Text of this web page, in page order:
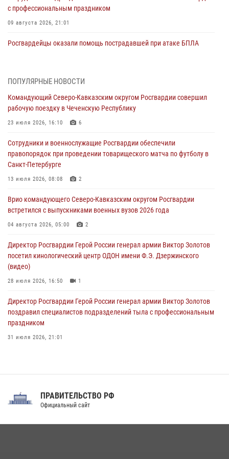
с профессиональным праздником
09 августа 2026, 21:01
Росгвардейцы оказали помощь пострадавшей при атаке БПЛА
09 августа 2026, 11:12
«Я расскажу вам о Герое»: подвиг Героя России Сергея Перца
09 августа 2026, 11:00
Росгвардейцы в зоне СВО передали подарки детям и помогли
нуждающимся гражданам
В Центральных регионах России продолжается ведомственная
акция «Каникулы с Росгвардией»
ПОПУЛЯРНЫЕ НОВОСТИ
Командующий Северо-Кавказским округом Росгвардии совершил
рабочую поездку в Чеченскую Республику
23 июля 2026, 16:10 6
Сотрудники и военнослужащие Росгвардии обеспечили
правопорядок при проведении товарищеского матча по футболу в
Санкт-Петербурге
13 июля 2026, 08:08 2
Врио командующего Северо-Кавказским округом Росгвардии
встретился с выпускниками военных вузов 2026 года
04 августа 2026, 05:00 2
Директор Росгвардии Герой России генерал армии Виктор Золотов
посетил кинологический центр ОДОН имени Ф.Э. Дзержинского
(видео)
28 июля 2026, 16:50 1
Директор Росгвардии Герой России генерал армии Виктор Золотов
поздравил специалистов подразделений тыла с профессиональным
праздником
31 июля 2026, 21:01
Праздник «Один день с Росгвардией» к 105-летию Центрального
ПРАВИТЕЛЬСТВО РФ
Официальный сайт